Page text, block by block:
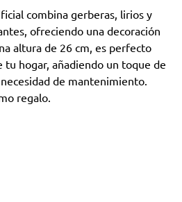
combina gerberas, lirios y
ofreciendo una decoración
altura de 26 cm, es perfecto
tu hogar, añadiendo un toque de
de mantenimiento.
regalo.